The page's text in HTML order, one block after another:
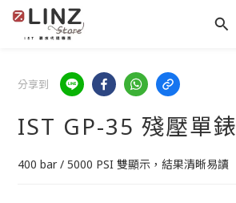
分享到
IST GP-35 殘壓單錶
400 bar / 5000 PSI 雙顯示，結果清晰易讀